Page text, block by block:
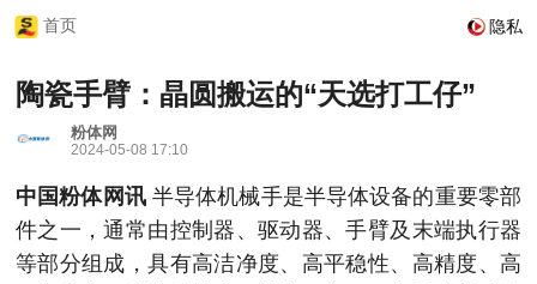
首页 隐私
陶瓷手臂：晶圆搬运的“天选打工仔”
粉体网
2024-05-08 17:10
中国粉体网讯半导体机械手是半导体设备的重要零部
件之一，通常由控制器、驱动器、手臂及末端执行器
等部分组成，具有高洁净度、高平稳性、高精度、高